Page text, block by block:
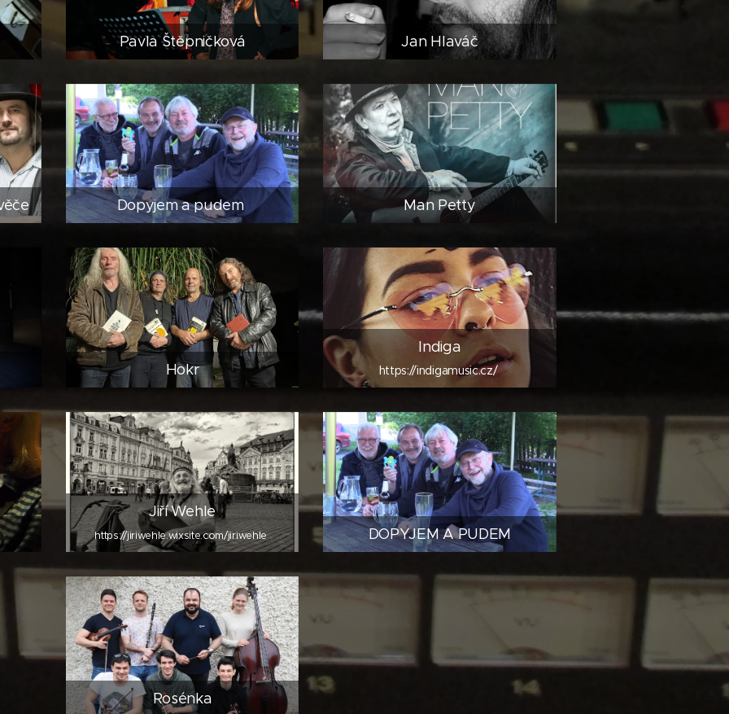
Pavla Štěpničková Jan Hlaváč
Dopyjem a pudem Man Petty
Hokr
Indiga
https://indigamusic.cz/
Jiří Wehle
https://jiriwehle.wixsite.com/jiriwehle DOPYJEM A PUDEM
Rosénka